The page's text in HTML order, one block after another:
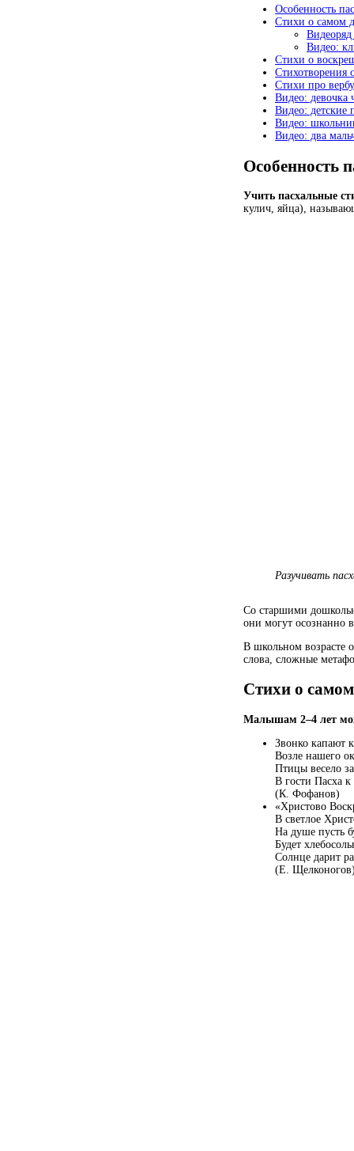
Особенность
Стихи о самом
Видео:
Стихи о
Стихотворения
Стихи про вербу
Видео: девочка
Видео: детские
Видео:
Видео: два
Особенность
Учить пасхальные
кулич, яйца),
Разучивать
Со старшими
они могут осознанно
В школьном возрасте
слова, сложные
Стихи о
Малышам 2–4 лет
Звонко капают
Возле нашего
Птицы весело
В гости Пасха
(К. Фофанов)
«Христово
В светлое
На душе пусть
Будет
Солнце дарит
(Е.